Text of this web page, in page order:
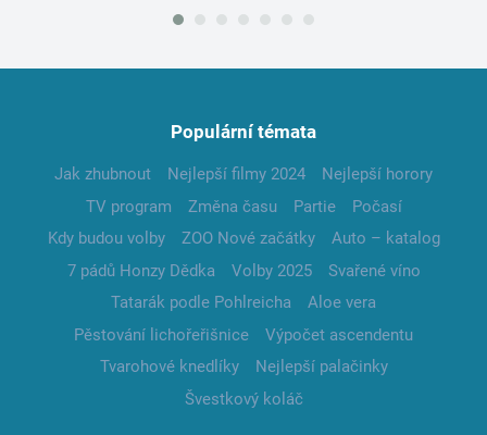
Populární témata
Jak zhubnout Nejlepší filmy 2024
Nejlepší horory
TV program
Změna času Partie
Počasí
Kdy budou volby
ZOO Nové začátky
Auto – katalog
7 pádů Honzy Dědka
Volby 2025
Svařené víno
Tatarák podle Pohlreicha
Aloe vera
Pěstování lichořeřišnice
Výpočet ascendentu
Tvarohové knedlíky
Nejlepší palačinky
Švestkový koláč